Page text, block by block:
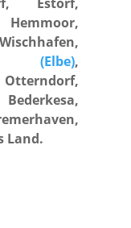
(Elbe),
Land.